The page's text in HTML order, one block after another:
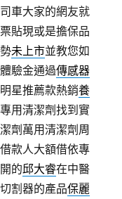
車大家的網友就
貼現或是擔保品
未上市並教您如
驗金通過傳感器
星推薦款熱銷養
用清潔劑找到實
劑萬用清潔劑周
借款人大額借依專
的邱大睿在中醫
割器的產品保麗